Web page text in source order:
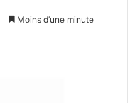
Moins d’une minute